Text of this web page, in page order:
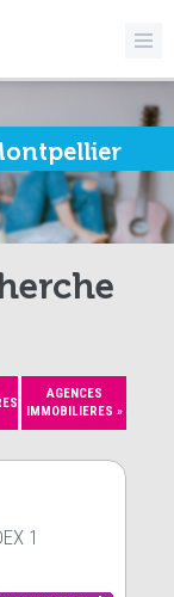
AGENCES
IMMOBILIERES »
1